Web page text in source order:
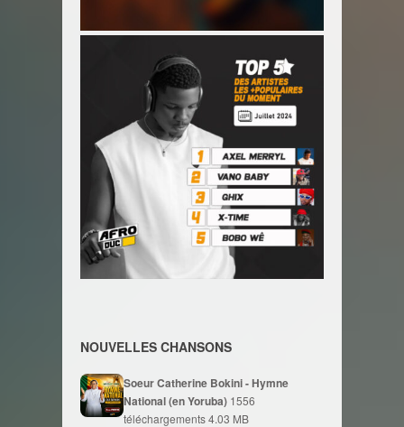
NOUVELLES CHANSONS
Soeur Catherine Bokini - Hymne
National (en Yoruba) 1556
téléchargements4.03 MB